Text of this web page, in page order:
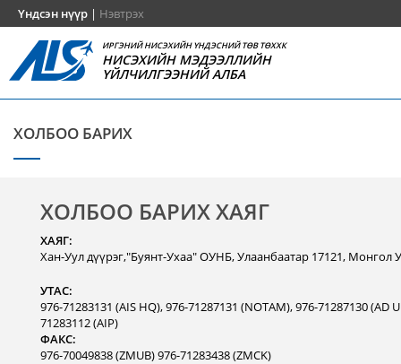
Үндсэн нүүр | Нэвтрэх
ИРГЭНИЙ НИСЭХИЙН ҮНДЭСНИЙ ТӨВ ТӨХХК
НИСЭХИЙН МЭДЭЭЛЛИЙН
ҮЙЛЧИЛГЭЭНИЙ АЛБА
ХОЛБОО БАРИХ
ХОЛБОО БАРИХ ХАЯГ
ХАЯГ:
Хан-Уул дүүрэг,"Буянт-Ухаа" ОУНБ, Улаанбаатар 17121, Монгол
УТАС:
976-71283131 (AIS HQ), 976-71287131 (NOTAM), 976-71287130 (AD
71283112 (AIP)
ФАКС:
976-70049838 (ZMUB) 976-71283438 (ZMCK)